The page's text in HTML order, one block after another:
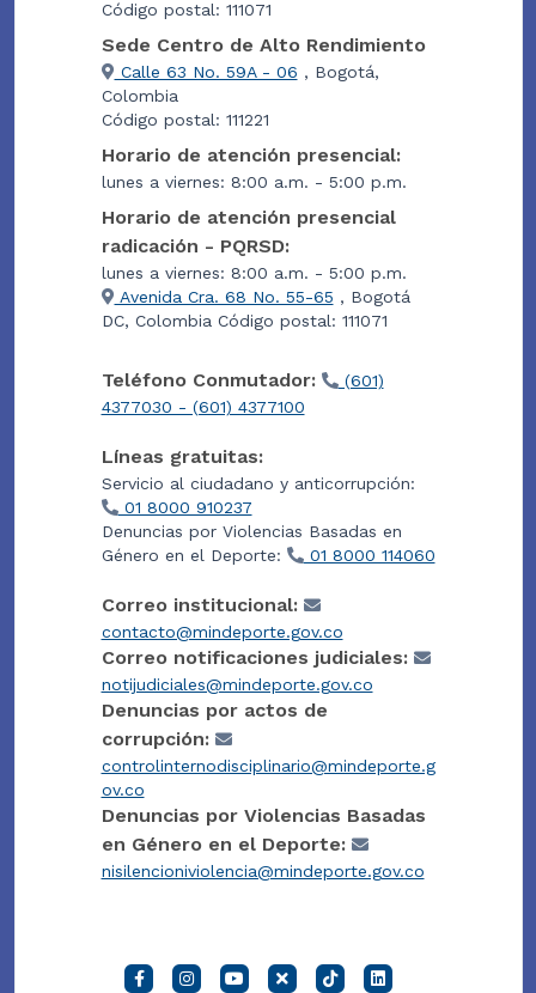
Código postal: 111071
Sede Centro de Alto Rendimiento
Calle 63 No. 59A - 06 , Bogotá,
Colombia
Código postal: 111221
Horario de atención presencial:
lunes a viernes: 8:00 a.m. - 5:00 p.m.
Horario de atención presencial
radicación - PQRSD:
lunes a viernes: 8:00 a.m. - 5:00 p.m.
Avenida Cra. 68 No. 55-65 , Bogotá
DC, Colombia Código postal: 111071
Teléfono Conmutador:
(601)
4377030 - (601) 4377100
Líneas gratuitas:
Servicio al ciudadano y anticorrupción:
01 8000 910237
Denuncias por Violencias Basadas en
Género en el Deporte:
01 8000 114060
Correo institucional:
contacto@mindeporte.gov.co
Correo notificaciones judiciales:
notijudiciales@mindeporte.gov.co
Denuncias por actos de
corrupción:
controlinternodisciplinario@mindeporte.g
ov.co
Denuncias por Violencias Basadas
en Género en el Deporte:
nisilencioniviolencia@mindeporte.gov.co